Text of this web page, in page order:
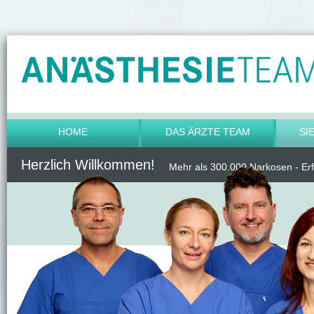
HOME DAS ÄRZTE TEAM
Herzlich Willkommen! Mehr als 300.000 Narkosen -